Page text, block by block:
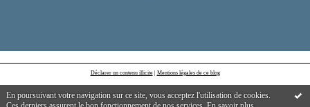
En poursuivant votre navigation sur ce site, vous acceptez l'utilisation de cookies.
Déclarer un contenu illicite| Mentions légales de ce blog